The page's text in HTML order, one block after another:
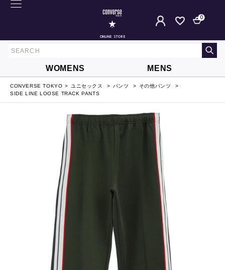
ONLINE STORE
0
WOMENS MENS
CONVERSE TOKYO ユニセックス パンツ
その他パンツ
SIDE LINE LOOSE TRACK PANTS